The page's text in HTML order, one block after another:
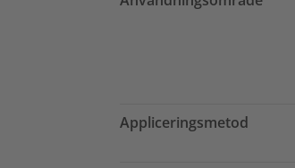
Appliceringsmetod